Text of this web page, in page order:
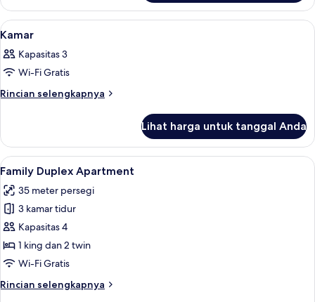
Family
Studio
Apartment
Lihat
semua
foto
untuk
Kamar
Seprai premium, minibar, brankas,
10
Kamar
Kapasitas 3
Wi-Fi Gratis
Rincian selengkapnya
Rincian
Kamar
Lihat harga untuk tanggal Anda
Lihat
semua
foto
untuk
Family
Duplex
Apartment
Family Duplex Apartment | Seprai
7
Family Duplex Apartment
35 meter persegi
3 kamar tidur
Kapasitas 4
1 king dan 2 twin
Wi-Fi Gratis
Rincian selengkapnya
Rincian